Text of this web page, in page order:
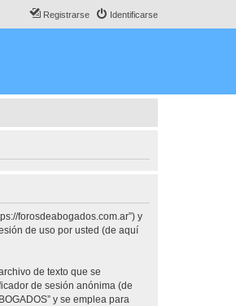
Identificarse
Registrarse
forosdeabogados.com.ar”) y
de uso por usted (de aquí
de texto que se
de sesión anónima (de
y se emplea para